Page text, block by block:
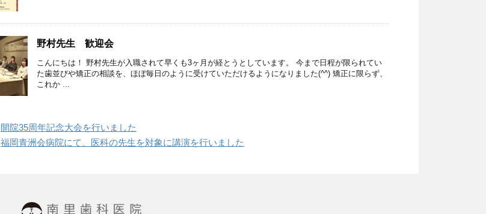
野村先生 歓迎会
こんにちは！ 野村先生が入職されて早くも3ヶ月が経とうとしています。 今まで日程が限られてい
た歯並びや矯正の相談を、ほぼ毎日のように受けていただけるようになりました(⁠^⁠^⁠) 矯正に限らず、
これか ...
開院35周年記念大会を行いました
福岡青洲会病院にて、医科の先生を対象に講演を行いました